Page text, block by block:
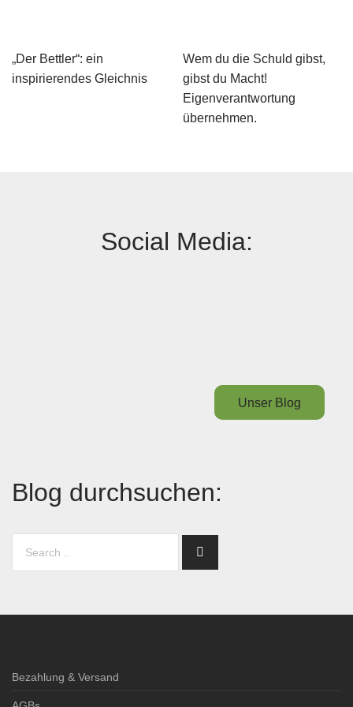
„Der Bettler“: ein
inspirierendes Gleichnis
Wem du die Schuld gibst,
gibst du Macht!
Eigenverantwortung
übernehmen.
Social Media:
Unser Blog
Blog durchsuchen:
Bezahlung & Versand